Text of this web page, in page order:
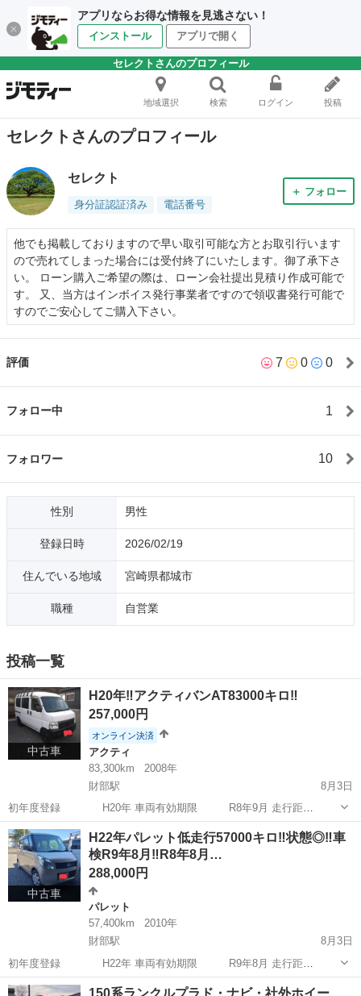
アプリならお得な情報を見逃さない！
インストール アプリで開く
セレクトさんのプロフィール
地域選択 検索 ログイン 投稿
セレクトさんのプロフィール
セレクト
身分証認証済み 電話番号
＋ フォロー
他でも掲載しておりますので早い取引可能な方とお取引行います
ので売れてしまった場合には受付終了にいたします。御了承下さ
い。 ローン購入ご希望の際は、ローン会社提出見積り作成可能で
す。 又、当方はインボイス発行事業者ですので領収書発行可能で
すのでご安心してご購入下さい。
評価 7 0 0
フォロー中 1
フォロワー 10
性別 男性
登録日時 2026/02/19
住んでいる地域 宮崎県都城市
職種 自営業
投稿一覧
中古車
H20年‼️アクティバンAT83000キロ‼️
257,000円
オンライン決済
アクティ
83,300km
2008年
財部駅
8月3日
初年度登録 H20年 車両有効期限 R8年9月 走行距
離 83300キロ 使用中のため距離増えます。 保証なし現状渡
しになりますので現車確認後のご購入お願い致します。現時点不具合
なしになります。エアコン調子...
宮崎 都城市 財部駅 アクティ
中古車
H22年パレット低走行57000キロ‼️状態◎‼️車
検R9年8月‼️R8年8月…
288,000円
パレット
57,400km
2010年
財部駅
8月3日
初年度登録 H22年 車両有効期限 R9年8月 走行距
離 57400キロ フルセグナビ・バックカメラ・スマート
宮崎 都城市 財部駅 パレット 車両